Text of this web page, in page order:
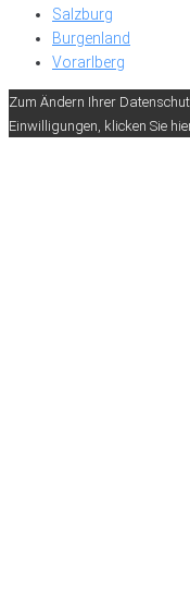
Salzburg
Burgenland
Vorarlberg
Zum Ändern Ihrer
Einwilligungen, klicken Sie